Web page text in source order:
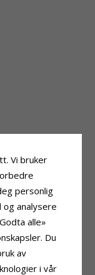
VS
Vi bruker
personlig
og analysere
alle»
Du
av
i vår